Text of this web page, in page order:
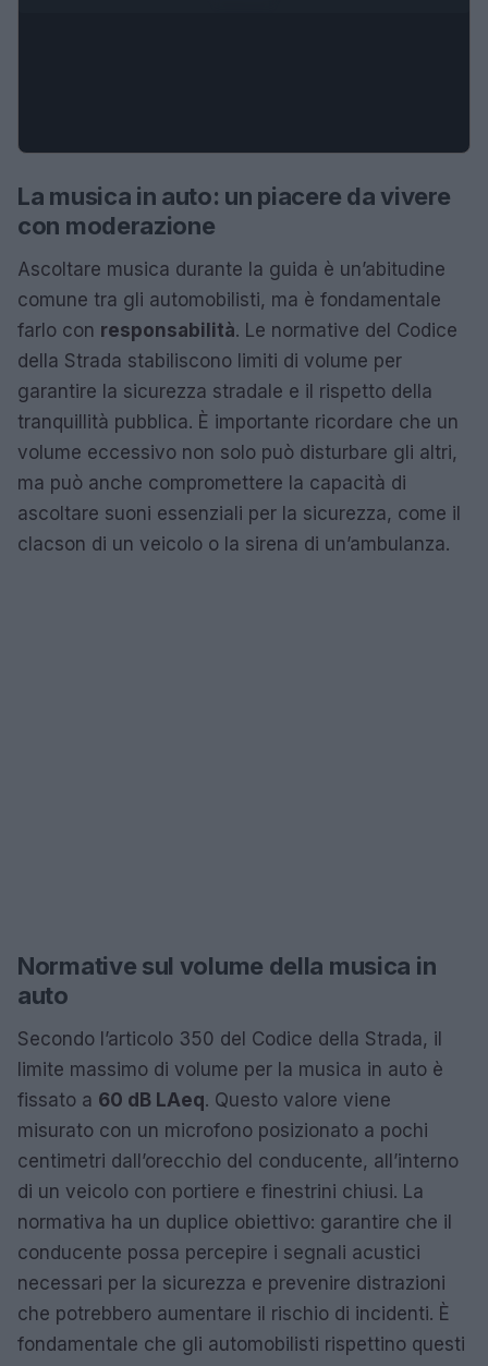
La musica in auto: un piacere da vivere
con moderazione
Ascoltare musica durante la guida è un’abitudine
comune tra gli automobilisti, ma è fondamentale
farlo con responsabilità. Le normative del Codice
della Strada stabiliscono limiti di volume per
garantire la sicurezza stradale e il rispetto della
tranquillità pubblica. È importante ricordare che un
volume eccessivo non solo può disturbare gli altri,
ma può anche compromettere la capacità di
ascoltare suoni essenziali per la sicurezza, come il
clacson di un veicolo o la sirena di un’ambulanza.
Normative sul volume della musica in
auto
Secondo l’articolo 350 del Codice della Strada, il
limite massimo di volume per la musica in auto è
fissato a 60 dB LAeq. Questo valore viene
misurato con un microfono posizionato a pochi
centimetri dall’orecchio del conducente, all’interno
di un veicolo con portiere e finestrini chiusi. La
normativa ha un duplice obiettivo: garantire che il
conducente possa percepire i segnali acustici
necessari per la sicurezza e prevenire distrazioni
che potrebbero aumentare il rischio di incidenti. È
fondamentale che gli automobilisti rispettino questi